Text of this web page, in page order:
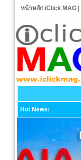
หน้าหลัก iClick MAG
Hot News: